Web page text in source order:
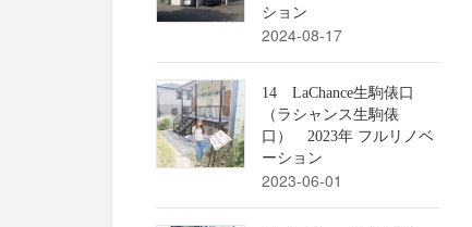
ション
2024-08-17
14 LaChance生駒俵口
（ラシャンス生駒俵
口） 2023年 フルリノベ
ーション
2023-06-01